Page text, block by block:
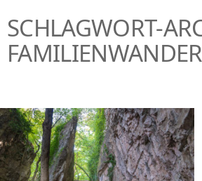
S
P
R
I
E
N
SCHLAGWORT-